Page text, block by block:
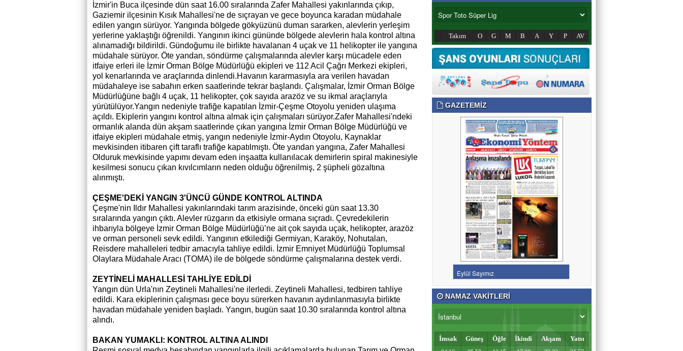
İzmir'in Buca ilçesinde dün saat 16.00 sıralarında Zafer Mahallesi yakınlarında çıkıp,
Gaziemir ilçesinin Kısık Mahallesi'ne de sıçrayan ve gece boyunca karadan müdahale
edilen yangın sürüyor. Yangında bölgede gökyüzünü duman sararken, alevlerin yerleşim
yerlerine yaklaştığı öğrenildi. Yangının ikinci gününde bölgede alevlerin hala kontrol altına
alınamadığı bildirildi. Gündoğumu ile birlikte havalanan 4 uçak ve 11 helikopter ile yangına
müdahale sürüyor. Öte yandan, söndürme çalışmalarında alevler karşı mücadele eden
itfaiye erleri ile İzmir Orman Bölge Müdürlüğü ekipleri ve 112 Acil Çağrı Merkezi ekipleri,
yol kenarlarında ve araçlarında dinlendi.Havanın kararmasıyla ara verilen havadan
müdahaleye ise sabahın erken saatlerinde tekrar başlandı. Çalışmalar, İzmir Orman Bölge
Müdürlüğüne bağlı 4 uçak, 11 helikopter, çok sayıda arazöz ve su ikmal araçlarıyla
yürütülüyor.Yangın nedeniyle trafiğe kapatılan İzmir-Çeşme Otoyolu yeniden ulaşıma
açıldı. Ekiplerin yangını kontrol altına almak için çalışmaları sürüyor.Zafer Mahallesi'ndeki
ormanlık alanda dün akşam saatlerinde çıkan yangına İzmir Orman Bölge Müdürlüğü ve
itfaiye ekipleri müdahale etmiş, yangın nedeniyle İzmir-Aydın Otoyolu, Kaynaklar
mevkisinden itibaren çift taraflı trafiğe kapatılmıştı. Öte yandan yangına, Zafer Mahallesi
Olduruk mevkisinde yapımı devam eden inşaatta kullanılacak demirlerin spiral makinesiyle
kesilmesi sonucu çıkan kıvılcımların neden olduğu öğrenilmiş, 2 şüpheli gözaltına
alınmıştı.
ÇEŞME'DEKİ YANGIN 3'ÜNCÜ GÜNDE KONTROL ALTINDA
Çeşme'nin Ildır Mahallesi yakınlarındaki tarım arazisinde, önceki gün saat 13.30
sıralarında yangın çıktı. Alevler rüzgarın da etkisiyle ormana sıçradı. Çevredekilerin
ihbarıyla bölgeye İzmir Orman Bölge Müdürlüğü’ne ait çok sayıda uçak, helikopter, arazöz
ve orman personeli sevk edildi. Yangının etkilediği Germiyan, Karaköy, Nohutalan,
Reisdere mahalleleri tedbir amacıyla tahliye edildi. İzmir Emniyet Müdürlüğü Toplumsal
Olaylara Müdahale Aracı (TOMA) ile de bölgede söndürme çalışmalarına destek verdi.
ZEYTİNELİ MAHALLESİ TAHLİYE EDİLDİ
Yangın dün Urla'nın Zeytineli Mahallesi'ne ilerledi. Zeytineli Mahallesi, tedbiren tahliye
edildi. Kara ekiplerinin çalışması gece boyu sürerken havanın aydınlanmasıyla birlikte
havadan müdahale yeniden başladı. Yangın, bugün saat 10.30 sıralarında kontrol altına
alındı.
BAKAN YUMAKLI: KONTROL ALTINA ALINDI
Takım O G M B A Y P AV
GAZETEMİZ
NAMAZ VAKİTLERİ
İmsak Güneş Öğle İkindi Akşam Yatsı